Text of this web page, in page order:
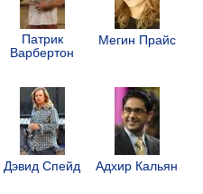
Патрик
Варбертон
Мегин Прайс
Дэвид Спейд Адхир Кальян